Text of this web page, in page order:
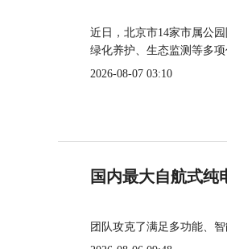
近日，北京市14家市属公
绿化养护、生态监测等多
2026-08-07 03:10
国内最大自航式纯
团队攻克了满足多功能、